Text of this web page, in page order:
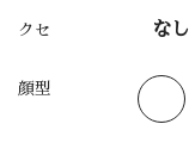
クセ なし
顔型